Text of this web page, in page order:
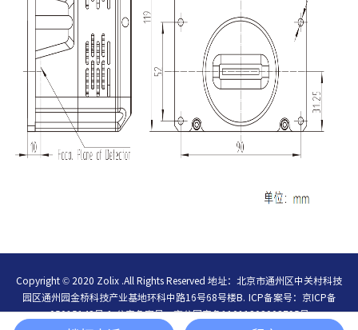
Copyright © 2020 Zolix .All Rights Reserved 地址：北京市通州区中关村科技
园区通州园金桥科技产业基地环科中路16号68号楼B.
ICP备案号： 京ICP备
05015148号-1 公安备案号：京公网安备11011202003795号